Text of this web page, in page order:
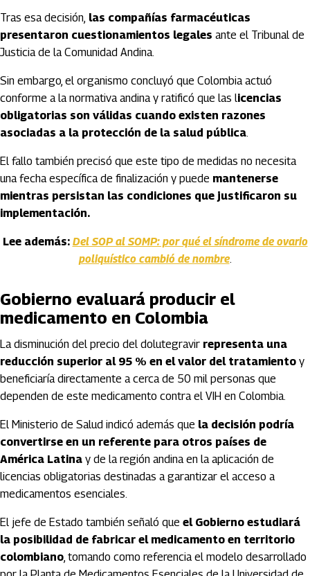
Tras esa decisión, las compañías farmacéuticas
presentaron cuestionamientos legales ante el Tribunal de
Justicia de la Comunidad Andina.
Sin embargo, el organismo concluyó que Colombia actuó
conforme a la normativa andina y ratificó que las licencias
obligatorias son válidas cuando existen razones
asociadas a la protección de la salud pública.
El fallo también precisó que este tipo de medidas no necesita
una fecha específica de finalización y puede mantenerse
mientras persistan las condiciones que justificaron su
implementación.
Lee además: Del SOP al SOMP: por qué el síndrome de ovario
poliquístico cambió de nombre.
Gobierno evaluará producir el
medicamento en Colombia
La disminución del precio del dolutegravir representa una
reducción superior al 95 % en el valor del tratamiento y
beneficiaría directamente a cerca de 50 mil personas que
dependen de este medicamento contra el VIH en Colombia.
El Ministerio de Salud indicó además que la decisión podría
convertirse en un referente para otros países de
América Latina y de la región andina en la aplicación de
licencias obligatorias destinadas a garantizar el acceso a
medicamentos esenciales.
El jefe de Estado también señaló que el Gobierno estudiará
la posibilidad de fabricar el medicamento en territorio
colombiano, tomando como referencia el modelo desarrollado